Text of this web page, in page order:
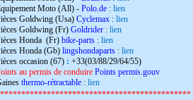
Moto (All) - Polo.de : lien
Goldwing (Usa) Cyclemax : lien
Goldwing (Fr) Goldrider : lien
Honda (Fr) bike-parts : lien
Honda (Gb) lingshondaparts : lien
occasion (67) : +33(03/88/29/64/55)
au permis de conduire Points permis.gouv
thermo-rétractable : lien